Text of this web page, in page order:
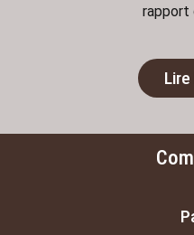
rapport